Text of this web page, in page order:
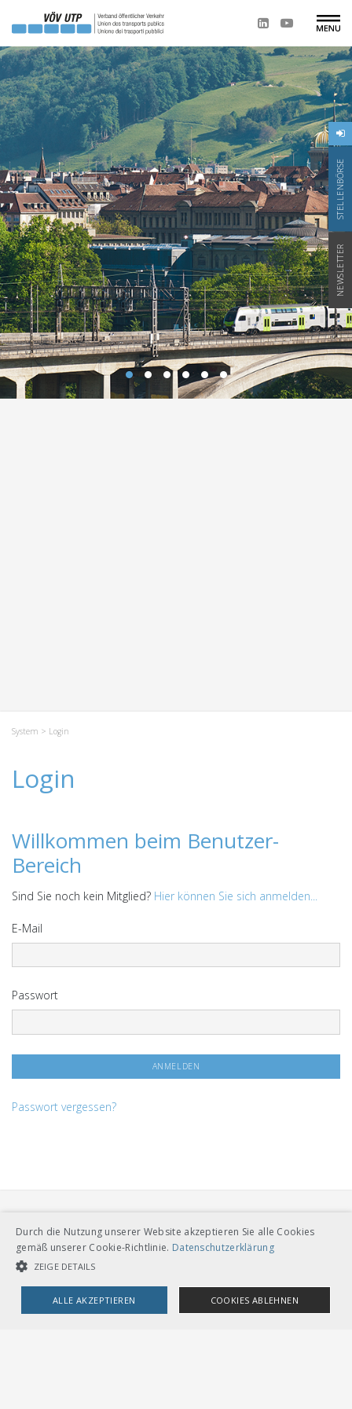
STELLENBÖRSE
NEWSLETTER
System > Login
Login
Willkommen beim Benutzer-
Bereich
Sind Sie noch kein Mitglied? Hier können Sie sich anmelden...
E-Mail
Passwort
Passwort vergessen?
VERBAND ÖFFENTLICHER VERKEHR
Dählhölzliweg 12
CH-3005 Bern
Durch die Nutzung unserer Website akzeptieren Sie alle Cookies
gemäß unserer Cookie-Richtlinie. Datenschutzerklärung
ZEIGE DETAILS
ALLE AKZEPTIEREN COOKIES ABLEHNEN